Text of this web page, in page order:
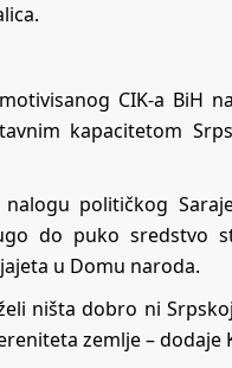
CIK-a BiH
kapacitetom
nalogu političkog
do puko sredstvo
u Domu naroda.
ništa dobro ni
zemlje – dodaje